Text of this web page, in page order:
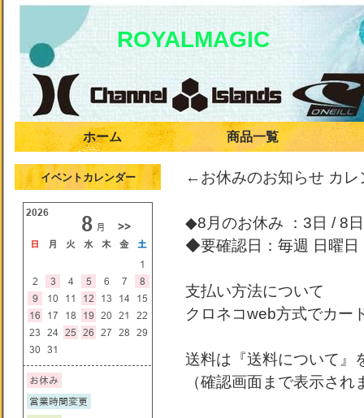
ROYALMAGIC
ホーム 商品一覧
←お休みのお知らせ カ
◆8月のお休み ：3日 / 8
◆要確認日：毎週 日曜日
支払い方法について
クロネコweb方式でカー
送料は『送料について』
（確認画面まで表示され
イベントカレンダー